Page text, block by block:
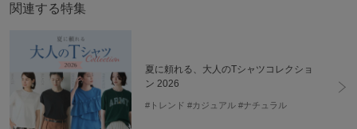
関連する特集
夏に頼れる、大人のTシャツコレクショ
ン 2026
#トレンド #カジュアル #ナチュラル